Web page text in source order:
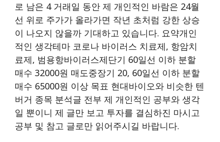
로 남은 4 거래일 동안 제 개인적인 바람은 24월
선 위로 주가가 올라가면 작년 초처럼 강한 상승
이 나오지 않을까 기대하고 있습니다. 요약개인
적인 생각테마 코로나 바이러스 치료제, 항암치
료제, 범용항바이러스제단기 60일선 이하 분할
매수 32000원 매도중장기 20, 60일선 이하 분할
매수 65000원 이상 목표 현대바이오와 비슷한 텐
버거 종목 분석글 전부 제 개인적인 공부와 생각
일 뿐이니 제 글만 보고 투자를 결심하진 마시고
공부 및 참고 글로만 읽어주시길 바랍니다.